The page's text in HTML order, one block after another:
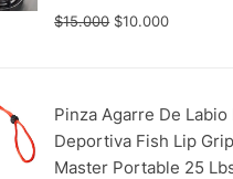
$15.000 $10.000
Pinza Agarre De Labio
Deportiva Fish Lip
Master Portable 25